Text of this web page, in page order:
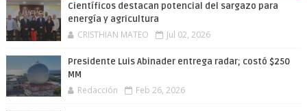
Científicos destacan potencial del sargazo para
energía y agricultura
CRISTHIAN MATEO Jul 02, 2026
Presidente Luis Abinader entrega radar; costó $250
MM
Redacción Feb 26, 2026